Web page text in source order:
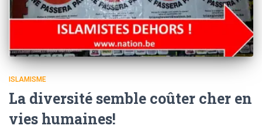
ISLAMISME
La diversité semble coûter cher en
vies humaines!